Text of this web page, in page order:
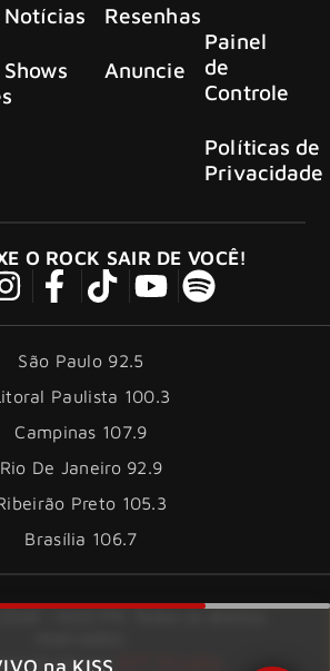
Notícias
Shows
Resenhas
Anuncie
Painel
de
Controle
Políticas de
Privacidade
O ROCK SAIR DE VOCÊ!
São Paulo 92.5
Paulista 100.3
Campinas 107.9
Rio De Janeiro 92.9
Preto 105.3
Brasília 106.7
por
na KISS